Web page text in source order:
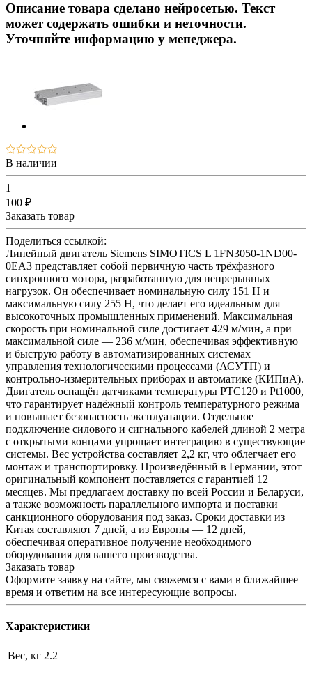
Описание товара сделано нейросетью. Текст
может содержать ошибки и неточности.
Уточняйте информацию у менеджера.
В наличии
1
100 ₽
Заказать товар
Поделиться ссылкой:
Линейный двигатель Siemens SIMOTICS L 1FN3050-1ND00-
0EA3 представляет собой первичную часть трёхфазного
синхронного мотора, разработанную для непрерывных
нагрузок. Он обеспечивает номинальную силу 151 Н и
максимальную силу 255 Н, что делает его идеальным для
высокоточных промышленных применений. Максимальная
скорость при номинальной силе достигает 429 м/мин, а при
максимальной силе — 236 м/мин, обеспечивая эффективную
и быструю работу в автоматизированных системах
управления технологическими процессами (АСУТП) и
контрольно-измерительных приборах и автоматике (КИПиА).
Двигатель оснащён датчиками температуры PTC120 и Pt1000,
что гарантирует надёжный контроль температурного режима
и повышает безопасность эксплуатации. Отдельное
подключение силового и сигнального кабелей длиной 2 метра
с открытыми концами упрощает интеграцию в существующие
системы. Вес устройства составляет 2,2 кг, что облегчает его
монтаж и транспортировку. Произведённый в Германии, этот
оригинальный компонент поставляется с гарантией 12
месяцев. Мы предлагаем доставку по всей России и Беларуси,
а также возможность параллельного импорта и поставки
санкционного оборудования под заказ. Сроки доставки из
Китая составляют 7 дней, а из Европы — 12 дней,
обеспечивая оперативное получение необходимого
оборудования для вашего производства.
Заказать товар
Оформите заявку на сайте, мы свяжемся с вами в ближайшее
время и ответим на все интересующие вопросы.
Характеристики
Вес, кг 2.2